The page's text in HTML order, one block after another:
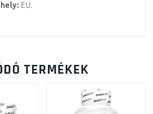
EU.
TERMÉKEK